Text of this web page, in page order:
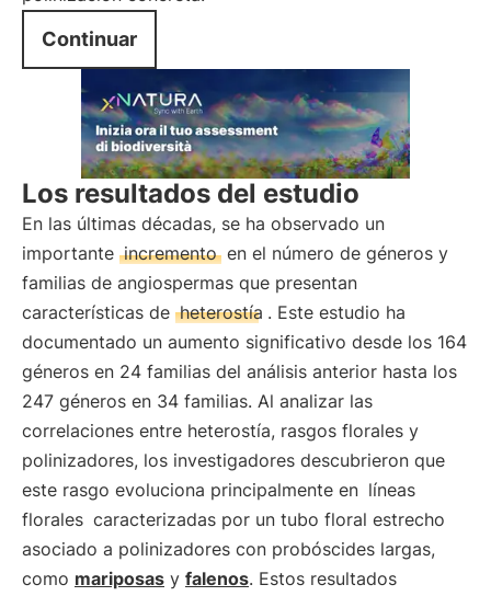
Continuar
Los resultados del estudio
En las últimas décadas, se ha observado un
importante incremento en el número de géneros y
familias de angiospermas que presentan
características de heterostía . Este estudio ha
documentado un aumento significativo desde los 164
géneros en 24 familias del análisis anterior hasta los
247 géneros en 34 familias. Al analizar las
correlaciones entre heterostía, rasgos florales y
polinizadores, los investigadores descubrieron que
este rasgo evoluciona principalmente en líneas
florales caracterizadas por un tubo floral estrecho
asociado a polinizadores con probóscides largas,
como mariposas y falenos. Estos resultados